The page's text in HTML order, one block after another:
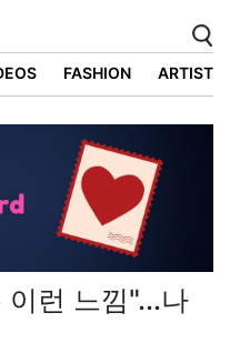
FASHION ARTIST
런 느낌"...나